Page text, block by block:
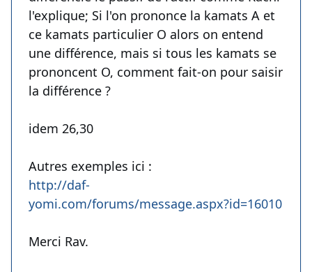
l'explique; Si l'on prononce la kamats A et
ce kamats particulier O alors on entend
une différence, mais si tous les kamats se
prononcent O, comment fait-on pour saisir
la différence ?
idem 26,30
Autres exemples ici :
http://daf-
yomi.com/forums/message.aspx?id=16010
Merci Rav.